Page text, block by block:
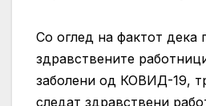
Со оглед на фактот дека
здравствените
заболени од КОВИД-19,
следат здравствени